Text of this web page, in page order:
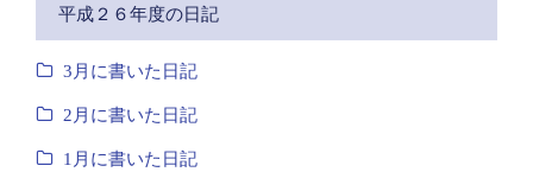
平成２６年度の日記
3月に書いた日記
2月に書いた日記
1月に書いた日記